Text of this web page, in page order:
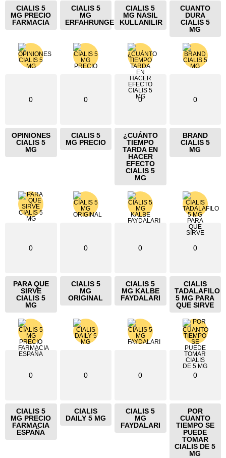
CIALIS 5
MG PRECIO
FARMACIA
CIALIS 5
MG
ERFAHRUNGEN
CIALIS 5
MG NASIL
KULLANILIR
CUANTO
DURA
CIALIS 5
MG
0
OPINIONES
CIALIS 5
MG
0
CIALIS 5
MG PRECIO
0
¿CUÁNTO
TIEMPO
TARDA EN
HACER
EFECTO
CIALIS 5
MG
0
BRAND
CIALIS 5
MG
0
PARA QUE
SIRVE
CIALIS 5
MG
0
CIALIS 5
MG
ORIGINAL
0
CIALIS 5
MG KALBE
FAYDALARI
0
CIALIS
TADALAFILO
5 MG PARA
QUE SIRVE
0
CIALIS 5
MG PRECIO
FARMACIA
ESPAÑA
0
CIALIS
DAILY 5 MG
0
CIALIS 5
MG
FAYDALARI
0
POR
CUANTO
TIEMPO SE
PUEDE
TOMAR
CIALIS DE 5
MG